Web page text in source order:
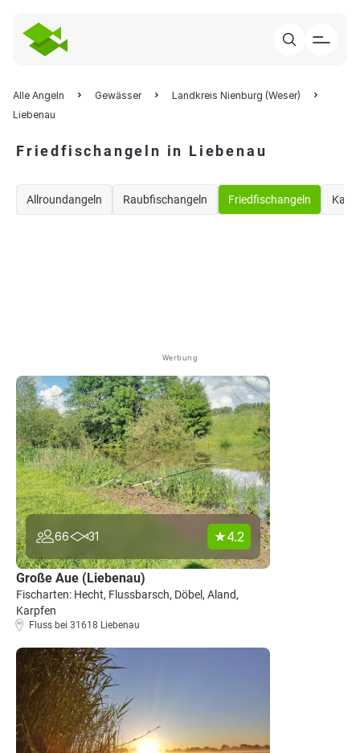
Alle Angeln Gewässer
Landkreis Nienburg (Weser)
Liebenau
Friedfischangeln in Liebenau
Allroundangeln Raubfischangeln Friedfischangeln
Werbung
66 31 4.2
Große Aue (Liebenau)
Fischarten: Hecht, Flussbarsch, Döbel, Aland,
Karpfen
Fluss bei 31618 Liebenau